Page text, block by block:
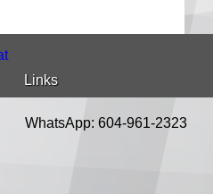
Links
WhatsApp: 604-961-2323